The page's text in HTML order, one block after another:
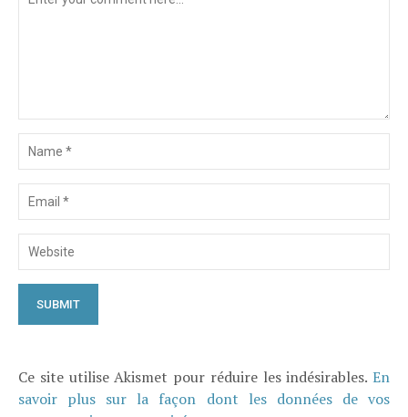
Ce site utilise Akismet pour réduire les indésirables. En
savoir plus sur la façon dont les données de vos